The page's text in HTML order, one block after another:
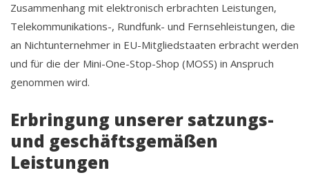
Zusammenhang mit elektronisch erbrachten Leistungen,
Telekommunikations-, Rundfunk- und Fernsehleistungen, die
an Nichtunternehmer in EU-Mitgliedstaaten erbracht werden
und für die der Mini-One-Stop-Shop (MOSS) in Anspruch
genommen wird.
Erbringung unserer satzungs-
und geschäftsgemäßen
Leistungen